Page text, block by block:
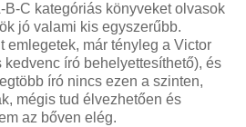
B-C kategóriás könyveket olvasok
jó valami kis egyszerűbb.
emlegetek, már tényleg a Victor
kedvenc író behelyettesíthető), és
író nincs ezen a szinten,
mégis tud élvezhetően és
az bőven elég.